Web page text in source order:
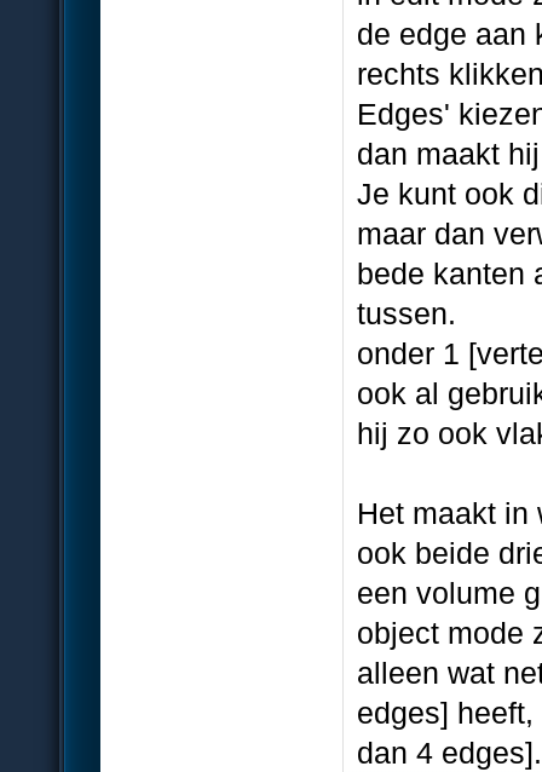
de edge aan
rechts
Edges'
dan maakt
Je kunt ook
maar dan
bede kanten
tussen.
onder 1
ook al
hij zo ook
Het maakt in
ook beide
een volume
object mode
alleen wat
edges]
dan 4